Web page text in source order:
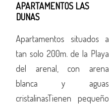
APARTAMENTOS LAS
DUNAS
Apartamentos situados a
tan solo 200m. de la Playa
del arenal, con arena
blanca y aguas
cristalinasTienen pequeño